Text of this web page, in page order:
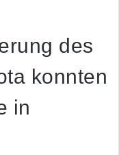
des
konnten
in